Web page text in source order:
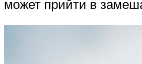
может прийти в